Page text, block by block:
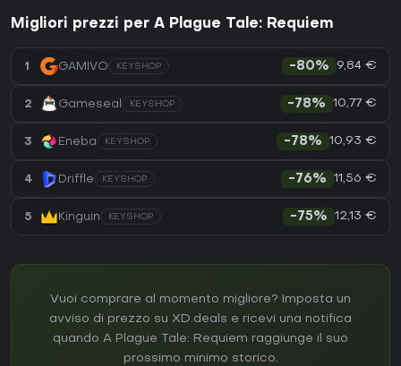
Migliori prezzi per A Plague Tale: Requiem
1 GAMIVO KEYSHOP -80% 9,84 €
2 Gameseal KEYSHOP -78% 10,77 €
3 Eneba KEYSHOP -78% 10,93 €
4 Driffle KEYSHOP -76% 11,56 €
5 Kinguin KEYSHOP -75% 12,13 €
Vuoi comprare al momento migliore? Imposta un
avviso di prezzo su XD.deals e ricevi una notifica
quando A Plague Tale: Requiem raggiunge il suo
prossimo minimo storico.